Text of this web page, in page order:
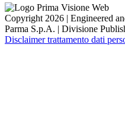
Copyright 2026 | Engineered
Parma S.p.A. | Divisione
Disclaimer trattamento dati